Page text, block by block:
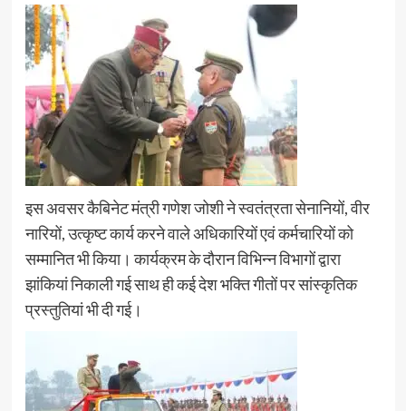
इस अवसर कैबिनेट मंत्री गणेश जोशी ने स्वतंत्रता सेनानियों, वीर
नारियों, उत्कृष्ट कार्य करने वाले अधिकारियों एवं कर्मचारियों को
सम्मानित भी किया। कार्यक्रम के दौरान विभिन्न विभागों द्वारा
झांकियां निकाली गई साथ ही कई देश भक्ति गीतों पर सांस्कृतिक
प्रस्तुतियां भी दी गई।